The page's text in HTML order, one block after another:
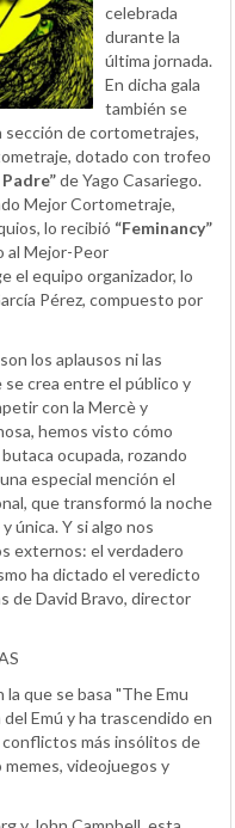
celebrada
durante la
última jornada.
En dicha gala
también se
sección de cortometrajes,
dotado con trofeo
de Yago Casariego.
Mejor Cortometraje,
lo recibió “Feminancy”
al Mejor-Peor
el equipo organizador, lo
Pérez, compuesto por
los aplausos ni las
crea entre el público y
con la Mercè y
hemos visto cómo
ocupada, rozando
especial mención el
que transformó la noche
única. Y si algo nos
externos: el verdadero
ha dictado el veredicto
de David Bravo, director
que se basa "The Emu
Emú y ha trascendido en
conflictos más insólitos de
memes, videojuegos y